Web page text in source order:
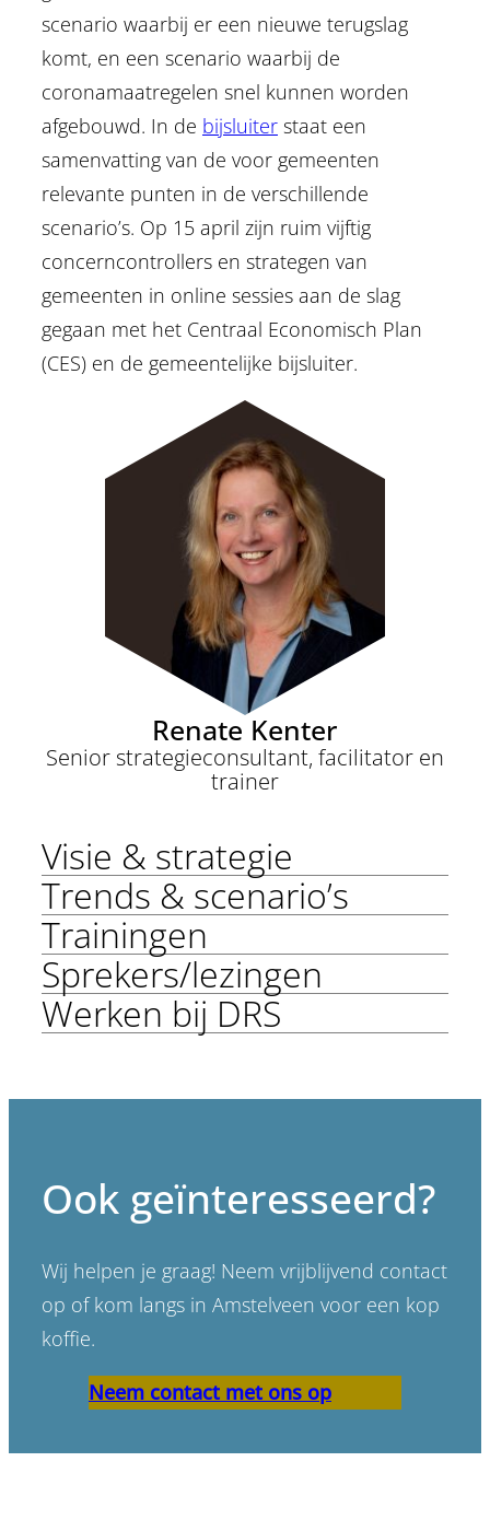
scenario waarbij er een nieuwe terugslag
komt, en een scenario waarbij de
coronamaatregelen snel kunnen worden
afgebouwd. In de bijsluiter staat een
samenvatting van de voor gemeenten
relevante punten in de verschillende
scenario’s. Op 15 april zijn ruim vijftig
concerncontrollers en strategen van
gemeenten in online sessies aan de slag
gegaan met het Centraal Economisch Plan
(CES) en de gemeentelijke bijsluiter.
Renate Kenter
Senior strategieconsultant, facilitator en
trainer
Visie & strategie
Trends & scenario’s
Trainingen
Sprekers/lezingen
Werken bij DRS
Ook geïnteresseerd?
Wij helpen je graag! Neem vrijblijvend contact
op of kom langs in Amstelveen voor een kop
koffie.
Neem contact met ons op
“Er bestaan geen slechte
scenario’s, alleen slechte